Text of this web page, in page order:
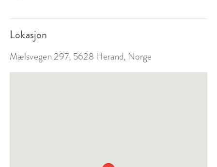
Lokasjon
Mælsvegen 297, 5628 Herand, Norge